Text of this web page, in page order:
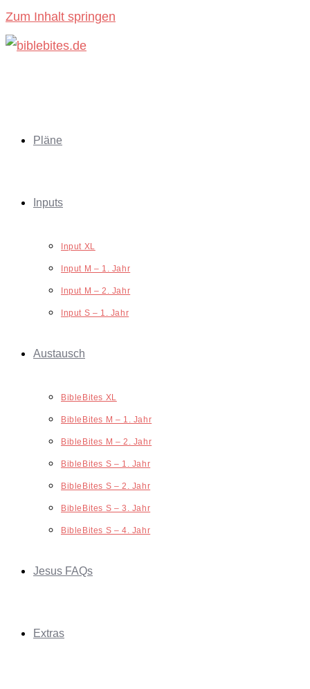
Zum Inhalt springen
Pläne
Inputs
Input XL
Input M – 1. Jahr
Input M – 2. Jahr
Input S – 1. Jahr
Austausch
BibleBites XL
BibleBites M – 1. Jahr
BibleBites M – 2. Jahr
BibleBites S – 1. Jahr
BibleBites S – 2. Jahr
BibleBites S – 3. Jahr
BibleBites S – 4. Jahr
Jesus FAQs
Extras